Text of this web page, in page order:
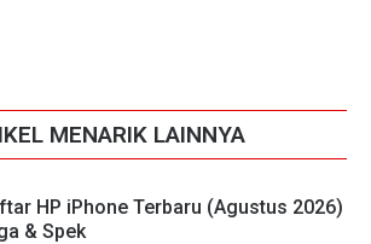
MENARIK LAINNYA
HP iPhone Terbaru (Agustus 2026)
& Spek